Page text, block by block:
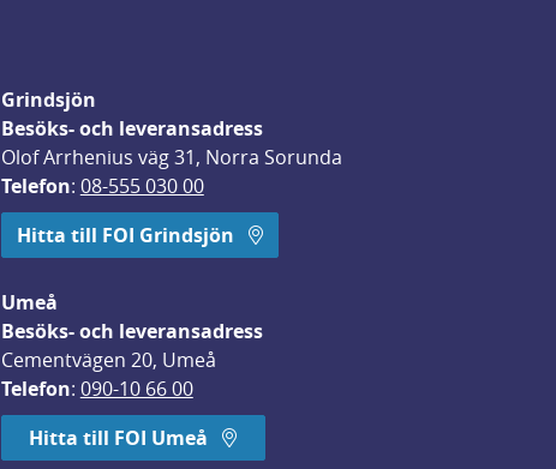
Grindsjön
Besöks- och leveransadress
Olof Arrhenius väg 31, Norra Sorunda
Telefon: 08-555 030 00
Hitta till FOI Grindsjön
Umeå
Besöks- och leveransadress
Cementvägen 20, Umeå
Telefon: 090-10 66 00
Hitta till FOI Umeå